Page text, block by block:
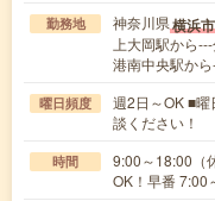
勤務地 神奈川県横浜
上大岡駅から
港南中央駅か
曜日頻度
週2日～OK ■
談ください！
時間
9:00～18:00（
OK！早番